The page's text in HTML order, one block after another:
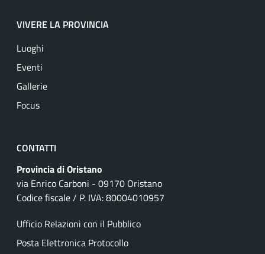
VIVERE LA PROVINCIA
Luoghi
Eventi
Gallerie
Focus
CONTATTI
Provincia di Oristano
via Enrico Carboni - 09170 Oristano
Codice fiscale / P. IVA: 80004010957
Ufficio Relazioni con il Pubblico
Posta Elettronica Protocollo